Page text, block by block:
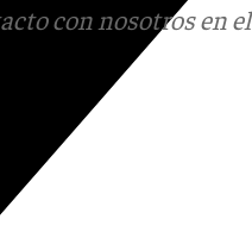
con nosotros en el